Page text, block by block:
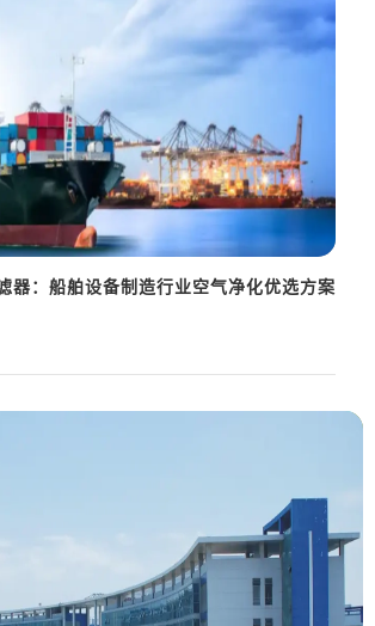
器：船舶设备制造行业空气净化优选方案